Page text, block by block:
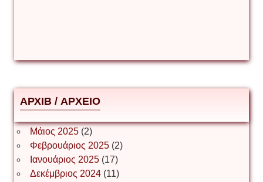
Δημήτριος Ζακοντινός
ΕΥΑΓΓΕΛΟΣ ΜΩΚΟΣ
Ιωάννης Σ. Παπαφλωράτος
АРХІВ / ΑΡΧΕΙΟ
Μάιος 2025(2)
Φεβρουάριος 2025(2)
Ιανουάριος 2025(17)
Δεκέμβριος 2024(11)